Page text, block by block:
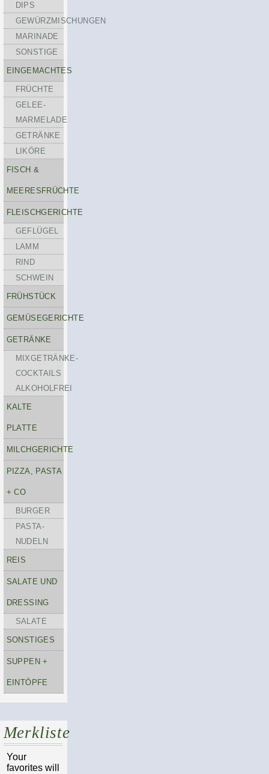
DIPS
GEWÜRZMISCHUNGEN
MARINADE
SONSTIGE
EINGEMACHTES
FRÜCHTE
GELEE-
MARMELADE
GETRÄNKE
LIKÖRE
FISCH &
MEERESFRÜCHTE
FLEISCHGERICHTE
GEFLÜGEL
LAMM
RIND
SCHWEIN
FRÜHSTÜCK
GEMÜSEGERICHTE
GETRÄNKE
MIXGETRÄNKE-
COCKTAILS
ALKOHOLFREI
KALTE
PLATTE
MILCHGERICHTE
PIZZA, PASTA
+ CO
BURGER
PASTA-
NUDELN
REIS
SALATE UND
DRESSING
SALATE
SONSTIGES
SUPPEN +
EINTÖPFE
Merkliste
Your
favorites will